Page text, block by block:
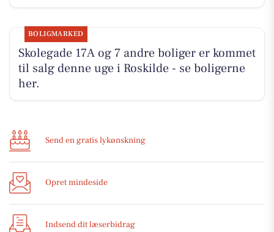
BOLIGMARKED
Skolegade 17A og 7 andre boliger er kommet
til salg denne uge i Roskilde - se boligerne
her.
Send en gratis lykønskning
Opret mindeside
Indsend dit læserbidrag